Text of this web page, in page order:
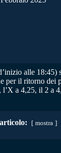
alle 18:45)
per il ritorno dei
l’X a 4,25, il 2 a
mostra